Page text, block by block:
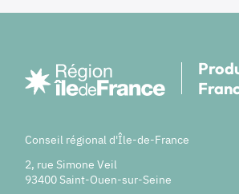
Conseil régional d'Île-de-France
2, rue Simone Veil
93400 Saint-Ouen-sur-Seine